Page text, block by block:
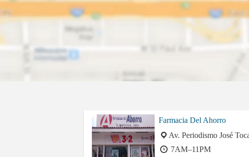
Farmacia Del Ahorro
Av. Periodismo José
7AM–11PM